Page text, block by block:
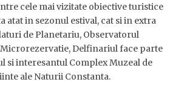
cele mai vizitate obiective turistice
atat in sezonul estival, cat si in extra
de Planetariu, Observatorul
Delfinariul face parte
si interesantul Complex Muzeal de
ale Naturii Constanta.